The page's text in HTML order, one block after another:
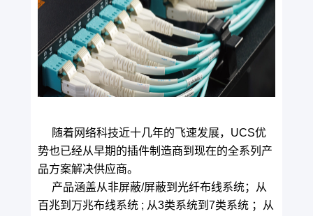
随着网络科技近十几年的飞速发展，UCS优
势也已经从早期的插件制造商到现在的全系列产
品方案解决供应商。
产品涵盖从非屏蔽/屏蔽到光纤布线系统；从
百兆到万兆布线系统 ; 从3类系统到7类系统 ；从